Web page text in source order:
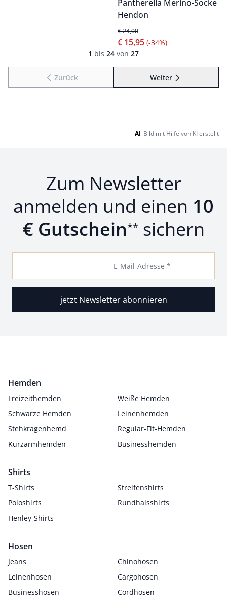
Pantherella Merino-Socke
Hendon
€ 24,00
€ 15,95 (-34%)
Seite 1 geladen. Zeige Produkte 1 bis 24 von 27.
1 bis 24 von 27
Zurück Weiterzu Seite 2
AI Bild mit Hilfe von KI erstellt
Zum Newsletter
anmelden und einen 10
€ Gutschein** sichern
E-Mail-Adresse *
jetzt Newsletter abonnieren
Hemden
Freizeithemden
Weiße Hemden
Schwarze Hemden
Leinenhemden
Stehkragenhemd
Regular-Fit-Hemden
Kurzarmhemden
Businesshemden
Shirts
T-Shirts
Streifenshirts
Poloshirts
Rundhalsshirts
Henley-Shirts
Hosen
Jeans
Chinohosen
Leinenhosen
Cargohosen
Businesshosen
Cordhosen